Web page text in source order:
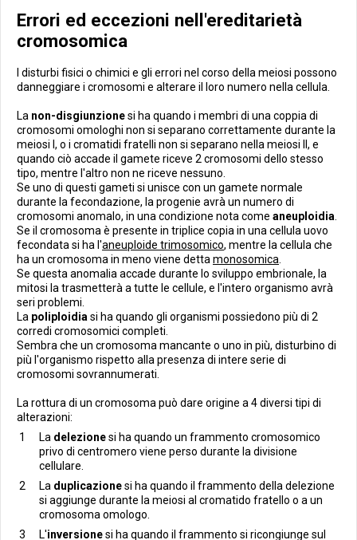
Errori ed eccezioni nell'ereditarietà
cromosomica
I disturbi fisici o chimici e gli errori nel corso della meiosi possono
danneggiare i cromosomi e alterare il loro numero nella cellula.
La non-disgiunzionesi ha quando i membri di una coppia di
cromosomi omologhi non si separano correttamente durante la
meiosi I, o i cromatidi fratelli non si separano nella meiosi II, e
quando ciò accade il gamete riceve 2 cromosomi dello stesso
tipo, mentre l'altro non ne riceve nessuno.
Se uno di questi gameti si unisce con un gamete normale
durante la fecondazione, la progenie avrà un numero di
cromosomi anomalo, in una condizione nota come aneuploidia
Se il cromosoma è presente in triplice copia in una cellula uovo
fecondata si ha l'aneuploide trimosomico, mentre la cellula che
ha un cromosoma in meno viene detta monosomica
Se questa anomalia accade durante lo sviluppo embrionale, la
mitosi la trasmetterà a tutte le cellule, e l'intero organismo avrà
seri problemi.
La poliploidia si ha quando gli organismi possiedono più di 2
corredi cromosomici completi.
Sembra che un cromosoma mancante o uno in più, disturbino di
più l'organismo rispetto alla presenza di intere serie di
cromosomi sovrannumerati.
La rottura di un cromosoma può dare origine a 4 diversi tipi di
alterazioni:
La delezionesi ha quando un frammento cromosomico
privo di centromero viene perso durante la divisione
cellulare.
La duplicazionesi ha quando il frammento della delezione
si aggiunge durante la meiosi al cromatido fratello o a un
cromosoma omologo.
L'inversionesi ha quando il frammento si ricongiunge sul